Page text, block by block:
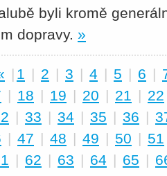
byli kromě
dopravy. »
| 1 | 2 | 3 | 4 | 5 | 6 |
| 18 | 19 | 20 | 21 | 22
| 33 | 34 | 35 | 36 |
| 47 | 48 | 49 | 50 | 51
| 62 | 63 | 64 | 65 |